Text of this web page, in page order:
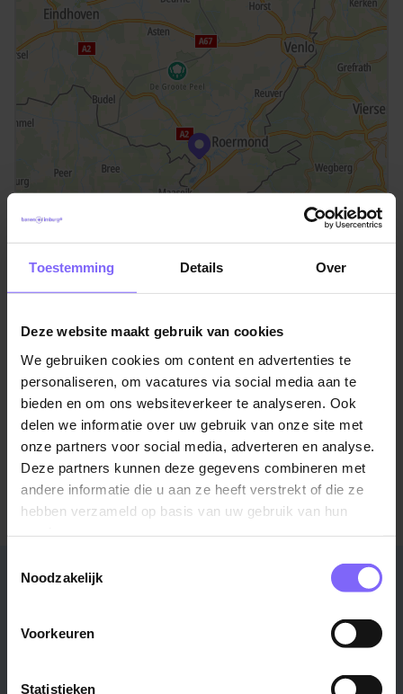
Toestemming Details Over
Deze website maakt gebruik van cookies
We gebruiken cookies om content en advertenties te
personaliseren, om vacatures via social media aan te
bieden en om ons websiteverkeer te analyseren. Ook
delen we informatie over uw gebruik van onze site met
onze partners voor social media, adverteren en analyse.
Deze partners kunnen deze gegevens combineren met
andere informatie die u aan ze heeft verstrekt of die ze
hebben verzameld op basis van uw gebruik van hun
Noodzakelijk
Voorkeuren
Statistieken
Locatie Wessem
Waage Naak 4
Meer informatie over BLM Wegenbouw?
Bezoek de website
Stad
Venlo ›
Roermond ›